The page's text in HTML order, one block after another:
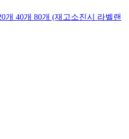
개 40개 80개 (재고소진시 라벨랜